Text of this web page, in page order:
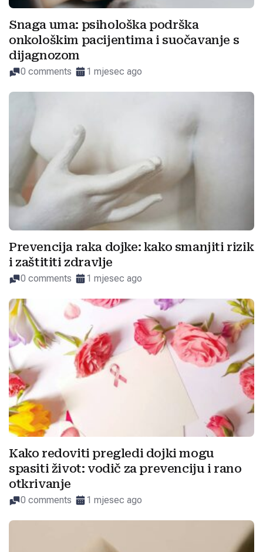
Snaga uma: psihološka podrška
onkološkim pacijentima i suočavanje s
dijagnozom
0 comments 1 mjesec ago
Prevencija raka dojke: kako smanjiti rizik
i zaštititi zdravlje
0 comments 1 mjesec ago
Kako redoviti pregledi dojki mogu
spasiti život: vodič za prevenciju i rano
otkrivanje
0 comments 1 mjesec ago